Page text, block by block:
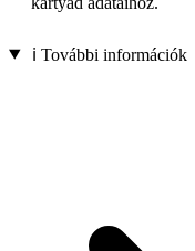
ℹ️ További információk